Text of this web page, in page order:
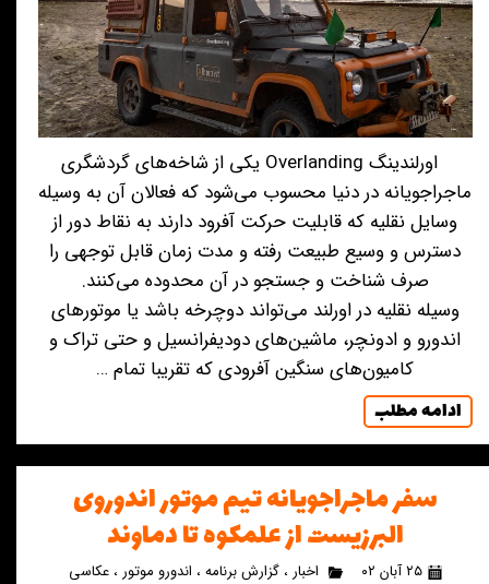
اورلندینگ Overlanding یکی از شاخه‌های گردشگری
ماجراجویانه در دنیا محسوب می‌شود که فعالان آن به وسیله
وسایل نقلیه که قابلیت حرکت آفرود دارند به نقاط دور از
دسترس و وسیع طبیعت رفته و مدت زمان قابل توجهی را
صرف شناخت و جستجو در آن محدوده می‌کنند.
وسیله نقلیه در اورلند می‌تواند دوچرخه باشد یا موتورهای
اندورو و ادونچر، ماشین‌های دودیفرانسیل و حتی تراک و
کامیون‌های سنگین آفرودی که تقریبا تمام …
ادامه مطلب
سفر ماجراجویانه تیم موتور اندوروی
البرزیست از علمکوه تا دماوند
۲۵ آبان ۰۲ اخبار ، گزارش برنامه، اندورو موتور ، عکاسی